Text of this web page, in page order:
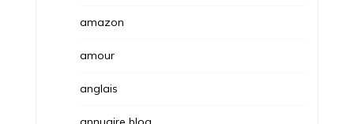
amazon
amour
anglais